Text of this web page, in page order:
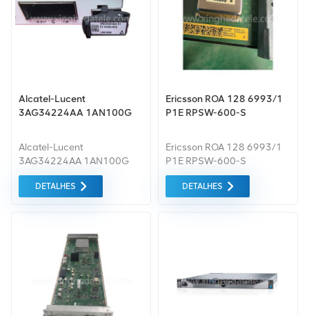
Alcatel-Lucent
3AG34224AA 1AN100G
Alcatel-Lucent
3AG34224AA 1AN100G
DETALHES
Ericsson ROA 128 6993/1
P1E RPSW-600-S
Ericsson ROA 128 6993/1
P1E RPSW-600-S
DETALHES